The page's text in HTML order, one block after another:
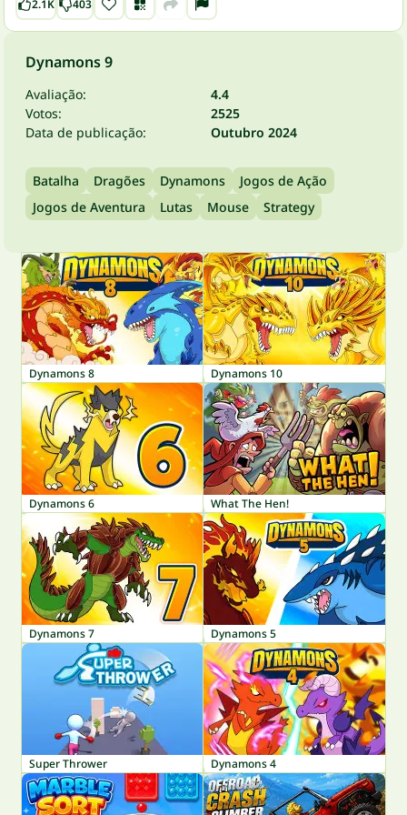
2.1K 403
Dynamons 9
Avaliação:
4.4
Votos:
2525
Data de publicação:
Outubro 2024
Batalha Dragões Dynamons
Jogos de Ação
Jogos de Aventura
Lutas Mouse Strategy
Dynamons 8 Dynamons 10
Dynamons 6 What The Hen!
Dynamons 7 Dynamons 5
Super Thrower Dynamons 4